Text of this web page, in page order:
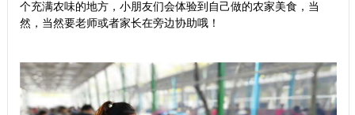
个充满农味的地方，小朋友们会体验到自己做的农家美食，当
然，当然要老师或者家长在旁边协助哦！